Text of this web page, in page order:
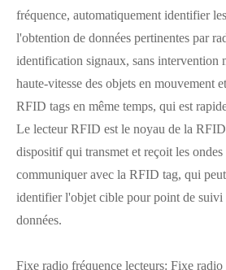
fréquence, automatiquement identifier
l'obtention de données pertinentes par
identification signaux, sans intervention
haute-vitesse des objets en mouvement
RFID tags en même temps, qui est
Le lecteur RFID est le noyau de la
dispositif qui transmet et reçoit les
communiquer avec la RFID tag, qui
identifier l'objet cible pour point de suivi
données.
Fixe radio fréquence lecteurs: Fixe radio